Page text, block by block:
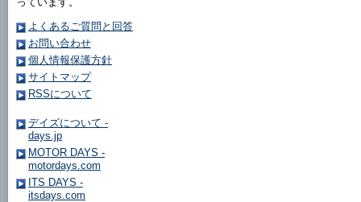
よくあるご質問と回答
お問い合わせ
個人情報保護方針
サイトマップ
RSSについて
デイズについて -
days.jp
MOTOR DAYS -
motordays.com
ITS DAYS -
itsdays.com